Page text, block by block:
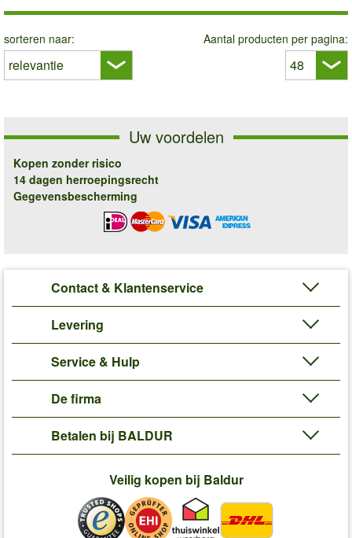
sorteren naar: Aantal producten per pagina:
Uw voordelen
Kopen zonder risico
14 dagen herroepingsrecht
Gegevensbescherming
Contact & Klantenservice
Levering
Service & Hulp
De firma
Betalen bij BALDUR
Veilig kopen bij Baldur